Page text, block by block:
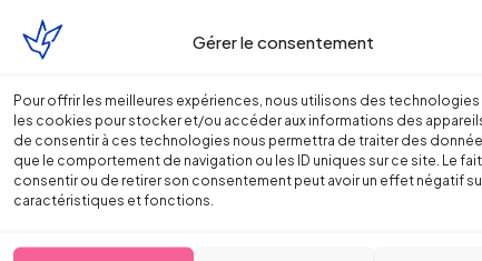
Gérer le consentement
Pour offrir les meilleures expériences, nous utilisons des
les cookies pour stocker et/ou accéder aux informations des
de consentir à ces technologies nous permettra de traiter des
que le comportement de navigation ou les ID uniques sur ce site. Le
consentir ou de retirer son consentement peut avoir un effet négatif
caractéristiques et fonctions.